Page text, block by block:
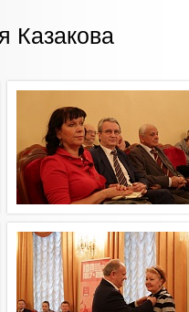
Казакова